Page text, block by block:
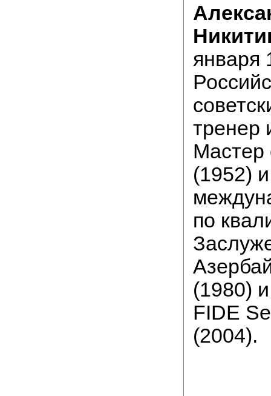
января
тренер
(1952) и
по
(1980)
FIDE
(2004).